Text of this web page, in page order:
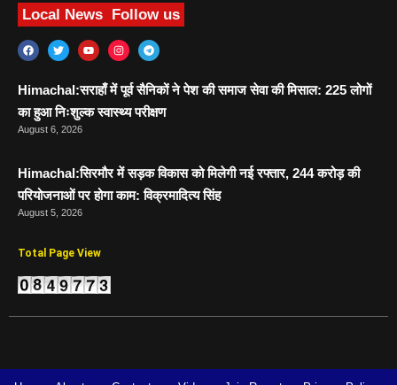
Local News Follow us
Himachal:सराहाँ में पूर्व सैनिकों ने पेश की समाज सेवा की मिसाल: 225 लोगों
का हुआ निःशुल्क स्वास्थ्य परीक्षण
August 6, 2026
Himachal:सिरमौर में सड़क विकास को मिलेगी नई रफ्तार, 244 करोड़ की
परियोजनाओं पर होगा काम: विक्रमादित्य सिंह
August 5, 2026
Total Page View